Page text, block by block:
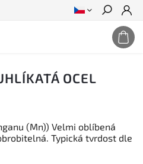
Hledat
OCEL
(Mn)) Velmi oblíbená
Typická tvrdost dle